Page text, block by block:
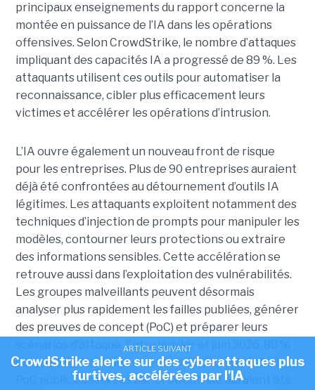
ARTICLE SUIVANT
CrowdStrike alerte sur des cyberattaques plus
furtives, accélérées par l'IA
principaux enseignements du rapport concerne la
montée en puissance de l’IA dans les opérations
offensives. Selon CrowdStrike, le nombre d’attaques
impliquant des capacités IA a progressé de 89 %. Les
attaquants utilisent ces outils pour automatiser la
reconnaissance, cibler plus efficacement leurs
victimes et accélérer les opérations d’intrusion.
L’IA ouvre également un nouveau front de risque
pour les entreprises. Plus de 90 entreprises auraient
déjà été confrontées au détournement d’outils IA
légitimes. Les attaquants exploitent notamment des
techniques d’injection de prompts pour manipuler les
modèles, contourner leurs protections ou extraire
des informations sensibles. Cette accélération se
retrouve aussi dans l’exploitation des vulnérabilités.
Les groupes malveillants peuvent désormais
analyser plus rapidement les failles publiées, générer
des preuves de concept (PoC) et préparer leurs
scénarios d’attaque. Entre janvier et juin 2026, 88 %
des exploitations de vulnérabilités disposant d’un
PoC public observées par CrowdStrike auraient été